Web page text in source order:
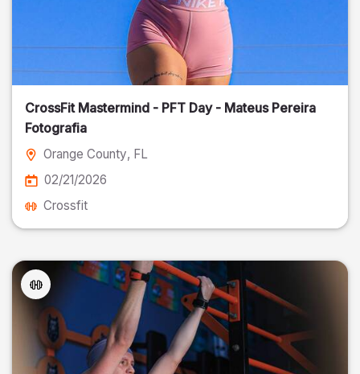
CrossFit Mastermind - PFT Day - Mateus Pereira
Fotografia
Orange County, FL
02/21/2026
Crossfit